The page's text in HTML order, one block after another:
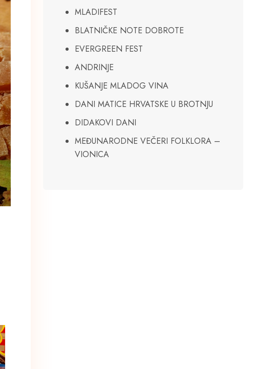
MLADIFEST
BLATNIČKE NOTE DOBROTE
EVERGREEN FEST
ANDRINJE
KUŠANJE MLADOG VINA
DANI MATICE HRVATSKE U BROTNJU
DIDAKOVI DANI
MEĐUNARODNE VEČERI FOLKLORA –
VIONICA